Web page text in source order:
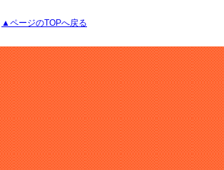
▲ページのTOPへ戻る